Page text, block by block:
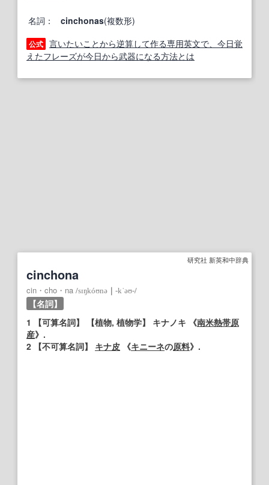
名詞： cinchonas(複数形)
公式 言いたいことから逆算して作る専用英文で、今日覚
えたフレーズが今日から武器になる方法とは
研究社 新英和中辞典
cinchona
cin・cho・na /sɪŋkóʊnə ‐kˈəʊ‐/
【名詞】
1
【可算名詞】 【植物, 植物学】 キナノキ 《南米熱帯原
産》.
2 【不可算名詞】 キナ皮 《キニーネの原料》.